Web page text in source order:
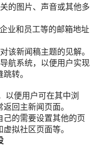
的图片、声音或其他多
业和员工等的邮箱地址
该新闻稿主题的见解。
航系统，以便用户实现
转。
以便用户可在其中浏
回主新闻页面。
的需要设置其他的页
拟社区页面等。